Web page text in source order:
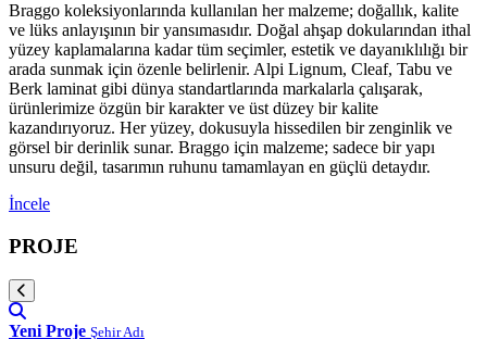
Braggo koleksiyonlarında kullanılan her malzeme; doğallık, kalite
ve lüks anlayışının bir yansımasıdır. Doğal ahşap dokularından ithal
yüzey kaplamalarına kadar tüm seçimler, estetik ve dayanıklılığı bir
arada sunmak için özenle belirlenir. Alpi Lignum, Cleaf, Tabu ve
Berk laminat gibi dünya standartlarında markalarla çalışarak,
ürünlerimize özgün bir karakter ve üst düzey bir kalite
kazandırıyoruz. Her yüzey, dokusuyla hissedilen bir zenginlik ve
görsel bir derinlik sunar. Braggo için malzeme; sadece bir yapı
unsuru değil, tasarımın ruhunu tamamlayan en güçlü detaydır.
İncele
PROJE
Yeni Proje Şehir Adı